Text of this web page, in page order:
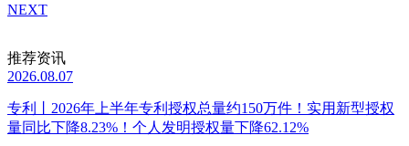
NEXT
推荐资讯
2026.08.07
专利丨2026年上半年专利授权总量约150万件！实用新型授权
量同比下降8.23%！个人发明授权量下降62.12%